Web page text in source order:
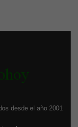
desde el año 2001